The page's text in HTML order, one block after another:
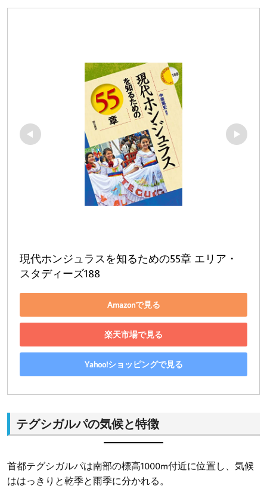
現代ホンジュラスを知るための55章 エリア・
スタディーズ188
Amazonで見る
楽天市場で見る
Yahoo!ショッピングで見る
テグシガルパの気候と特徴
首都テグシガルパは南部の標高1000m付近に位置し、気候
ははっきりと乾季と雨季に分かれる。